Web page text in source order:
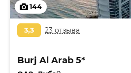
144
3,3 23 отзыва
Burj Al Arab 5*